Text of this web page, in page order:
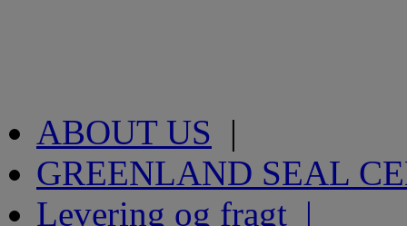
ABOUT US |
GREENLAND SEAL
Levering og fragt |